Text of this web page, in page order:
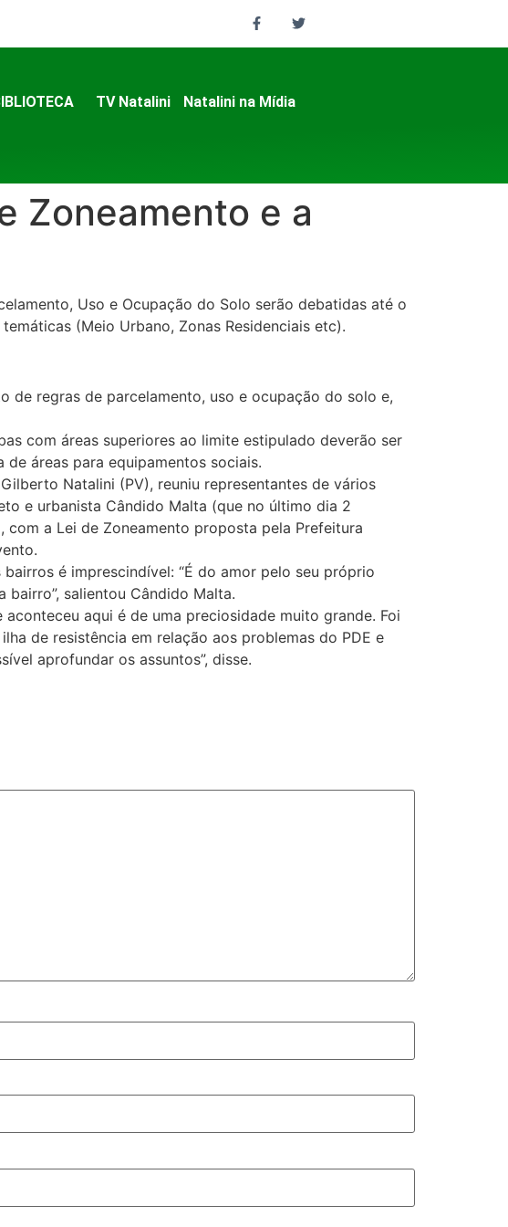
TV Natalini
Natalini na Mídia
Zoneamento e a
Uso e Ocupação do Solo serão debatidas até o
(Meio Urbano, Zonas Residenciais etc).
de regras de parcelamento, uso e ocupação do solo e,
com áreas superiores ao limite estipulado deverão ser
áreas para equipamentos sociais.
Natalini (PV), reuniu representantes de vários
e urbanista Cândido Malta (que no último dia 2
a Lei de Zoneamento proposta pela Prefeitura
é imprescindível: “É do amor pelo seu próprio
salientou Cândido Malta.
aqui é de uma preciosidade muito grande. Foi
de resistência em relação aos problemas do PDE e
aprofundar os assuntos”, disse.